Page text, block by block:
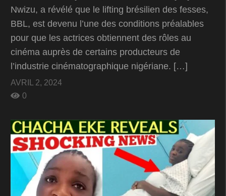
Nwizu, a révélé que le lifting brésilien des fesses,
BBL, est devenu l’une des conditions préalables
pour que les actrices obtiennent des rôles au
cinéma auprès de certains producteurs de
l’industrie cinématographique nigériane. […]
AVRIL 2, 2024
0